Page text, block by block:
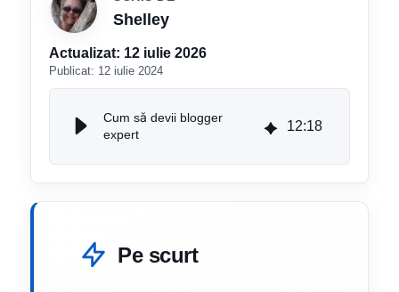
Shelley
Actualizat: 12 iulie 2026
Publicat: 12 iulie 2024
Cum să devii blogger
expert
12:18
Pe scurt